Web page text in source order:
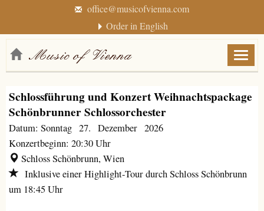
office@musicofvienna.com
Order in English
Menü
Schlossführung und Konzert Weihnachtspackage
Schönbrunner Schlossorchester
Datum: Sonntag 27. Dezember 2026
Konzertbeginn: 20:30 Uhr
Schloss Schönbrunn, Wien
Inklusive einer Highlight-Tour durch Schloss Schönbrunn
um 18:45 Uhr